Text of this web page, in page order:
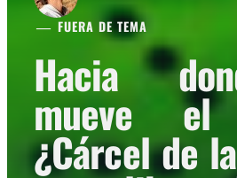
FUERA DE TEMA
Hacia
mueve el
¿Cárcel de